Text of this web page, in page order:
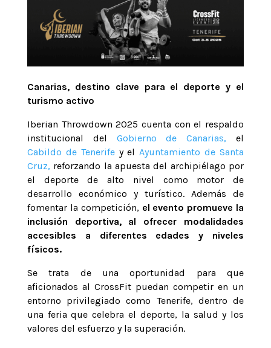
Canarias, destino clave para el deporte y el
turismo activo
Iberian Throwdown 2025 cuenta con el respaldo
institucional del Gobierno de Canarias, el
Cabildo de Tenerifey elAyuntamiento de Santa
Cruz, reforzando la apuesta del archipiélago por
el deporte de alto nivel como motor de
desarrollo económico y turístico. Además de
fomentar la competición, el evento promueve la
inclusión deportiva, al ofrecer modalidades
accesibles a diferentes edades y niveles
físicos.
Se trata de una oportunidad para que
aficionados al CrossFit puedan competir en un
entorno privilegiado como Tenerife, dentro de
una feria que celebra el deporte, la salud y los
valores del esfuerzo y la superación.